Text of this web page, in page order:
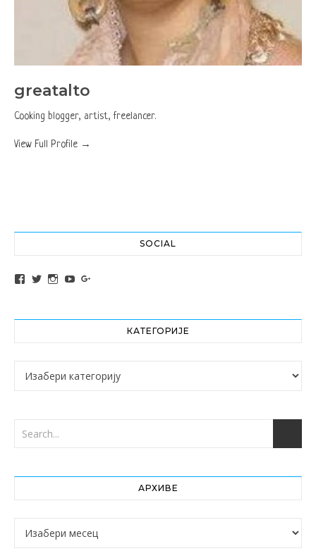
greatalto
Cooking blogger, artist, freelancer.
View Full Profile →
SOCIAL
View altochef’s profile on Facebook
View jovancica73’s profile on Twitter
View jovancica73’s profile on Instagram
View jovancica73’s profile on YouTube
КАТЕГОРИЈЕ
Категорије
АРХИВЕ
Архиве